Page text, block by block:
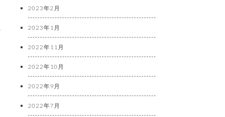
2023年2月
2023年1月
2022年11月
2022年10月
2022年9月
2022年7月